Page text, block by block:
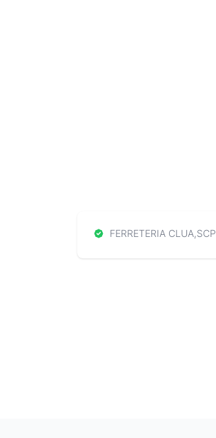
FERRETERIA CLUA,SCP